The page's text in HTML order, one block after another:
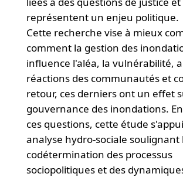
représentent un enjeu politique.
Cette recherche vise à mieux
comment la gestion des
influence l'aléa, la vulnérabilité,
réactions des communautés et
retour, ces derniers ont un effet
gouvernance des inondations.
ces questions, cette étude
analyse hydro-sociale soulignant
codétermination des processus
sociopolitiques et des